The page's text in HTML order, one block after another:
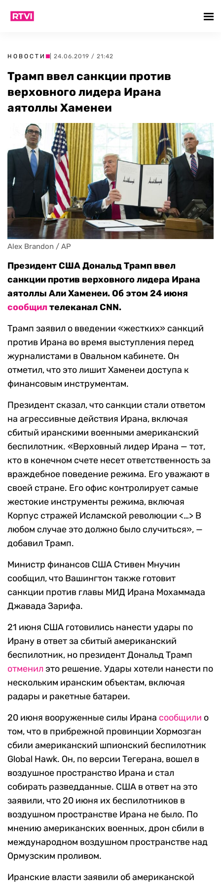
НОВОСТИ | 24.06.2019 / 21:42
Трамп ввел санкции против
верховного лидера Ирана
аятоллы Хаменеи
Alex Brandon / AP
Президент США Дональд Трамп ввел
санкции против верховного лидера Ирана
аятоллы Али Хаменеи. Об этом 24 июня
сообщилтелеканал CNN.
Трамп заявил о введении «жестких» санкций
против Ирана во время выступления перед
журналистами в Овальном кабинете. Он
отметил, что это лишит Хаменеи доступа к
финансовым инструментам.
Президент сказал, что санкции стали ответом
на агрессивные действия Ирана, включая
сбитый иранскими военными американский
беспилотник. «Верховный лидер Ирана — тот,
кто в конечном счете несет ответственность за
враждебное поведение режима. Его уважают в
своей стране. Его офис контролирует самые
жестокие инструменты режима, включая
Корпус стражей Исламской революции <…> В
любом случае это должно было случиться», —
добавил Трамп.
Министр финансов США Стивен Мнучин
сообщил, что Вашингтон также готовит
санкции против главы МИД Ирана Мохаммада
Джавада Зарифа.
21 июня США готовились нанести удары по
Ирану в ответ за сбитый американский
беспилотник, но президент Дональд Трамп
отменил это решение. Удары хотели нанести по
нескольким иранским объектам, включая
радары и ракетные батареи.
20 июня вооруженные силы Ирана сообщили о
том, что в прибрежной провинции Хормозган
сбили американский шпионский беспилотник
Global Hawk. Он, по версии Тегерана, вошел в
воздушное пространство Ирана и стал
собирать разведданные. США в ответ на это
заявили, что 20 июня их беспилотников в
воздушном пространстве Ирана не было. По
мнению американских военных, дрон сбили в
международном воздушном пространстве над
Ормузским проливом.
Иранские власти заявили об американской